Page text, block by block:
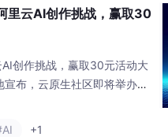
里云AI创作挑战，赢取30
创作挑战，赢取30元活动大
布，云原生社区即将举办一
。本次活动的亮点是利用阿
+1